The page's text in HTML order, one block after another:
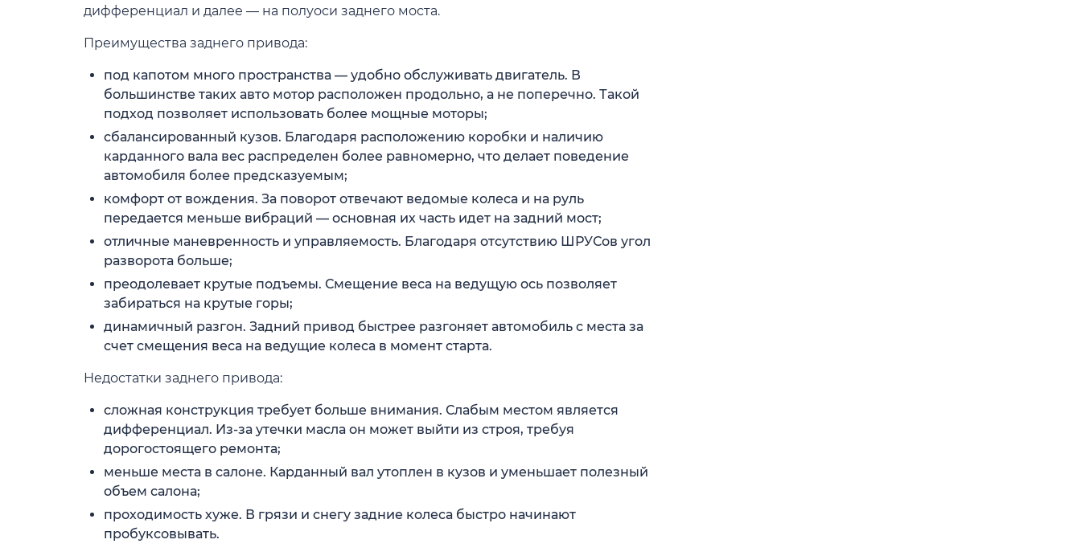
дифференциал и далее — на полуоси заднего моста.
Преимущества заднего привода:
под капотом много пространства — удобно обслуживать двигатель. В
большинстве таких авто мотор расположен продольно, а не поперечно. Такой
подход позволяет использовать более мощные моторы;
сбалансированный кузов. Благодаря расположению коробки и наличию
карданного вала вес распределен более равномерно, что делает поведение
автомобиля более предсказуемым;
комфорт от вождения. За поворот отвечают ведомые колеса и на руль
передается меньше вибраций — основная их часть идет на задний мост;
отличные маневренность и управляемость. Благодаря отсутствию ШРУСов угол
разворота больше;
преодолевает крутые подъемы. Смещение веса на ведущую ось позволяет
забираться на крутые горы;
динамичный разгон. Задний привод быстрее разгоняет автомобиль с места за
счет смещения веса на ведущие колеса в момент старта.
Недостатки заднего привода:
сложная конструкция требует больше внимания. Слабым местом является
дифференциал. Из-за утечки масла он может выйти из строя, требуя
дорогостоящего ремонта;
меньше места в салоне. Карданный вал утоплен в кузов и уменьшает полезный
объем салона;
проходимость хуже. В грязи и снегу задние колеса быстро начинают
пробуксовывать.